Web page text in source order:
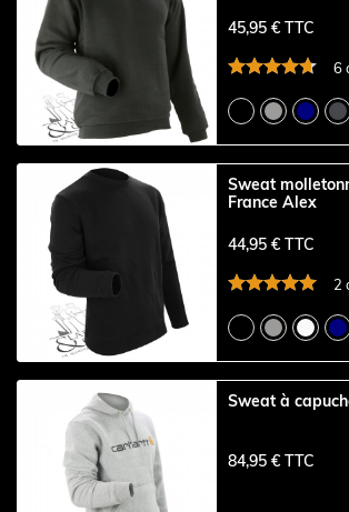
45,95 € TTC
6
Sweat
France Alex
44,95 € TTC
2
Sweat à
84,95 € TTC